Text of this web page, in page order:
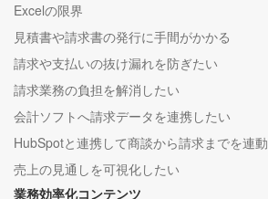
Excelの限界
見積書や請求書の発行に手間がかかる
請求や支払いの抜け漏れを防ぎたい
請求業務の負担を解消したい
会計ソフトへ請求データを連携したい
HubSpotと連携して商談から請求までを連動
売上の見通しを可視化したい
業務効率化コンテンツ